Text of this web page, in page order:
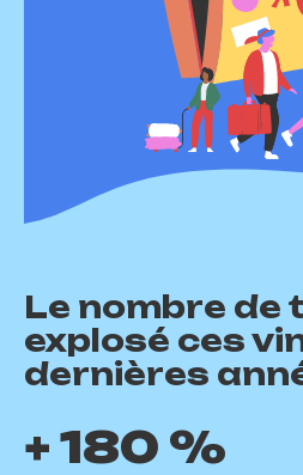
Le nombre de
explosé ces
dernières
+ 180 %